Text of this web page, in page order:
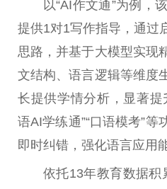
以“AI作文通”为例，
提供1对1写作指导，通过
思路，并基于大模型实现
文结构、语言逻辑等维度
长提供学情分析，显著提
语AI学练通”“口语模考”
即时纠错，强化语言应用
依托13年教育数据积